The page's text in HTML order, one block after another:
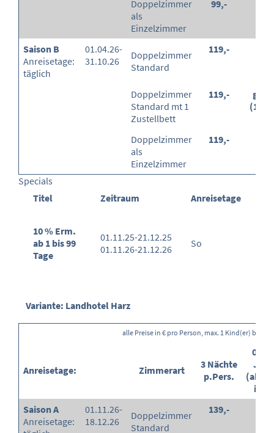
Doppelzimmer
als
Einzelzimmer
99,-
Saison B
Anreisetage:
täglich
01.04.26-
31.10.26
Doppelzimmer
Standard
119,-
Doppelzimmer
Standard mt 1
Zustellbett
119,-
Doppelzimmer
als
Einzelzimmer
119,-
Specials
Titel
Zeitraum Anreisetage
10 % Erm.
ab 1 bis 99
Tage
01.11.25-21.12.25
01.11.26-21.12.26
So
Variante: Landhotel Harz
alle Preise in € pro Person, max. 1 Kind(er)
Anreisetage: Zimmerart
3 Nächte
p.Pers.
0-
(ab/
in
Saison A
Anreisetage:
01.11.26-
18.12.26
Doppelzimmer
Standard
139,-